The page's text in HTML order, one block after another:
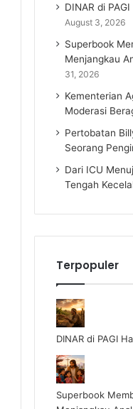
DINAR di
August 3, 2026
Superbook
Menjangkau
31, 2026
Kementerian
Moderasi
Pertobatan
Seorang
Dari ICU
Tengah
Terpopuler
DINAR di PAGI
Superbook